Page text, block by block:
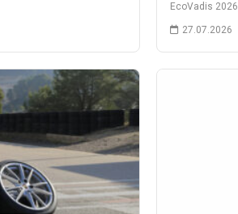
EcoVadis
27.07.2026